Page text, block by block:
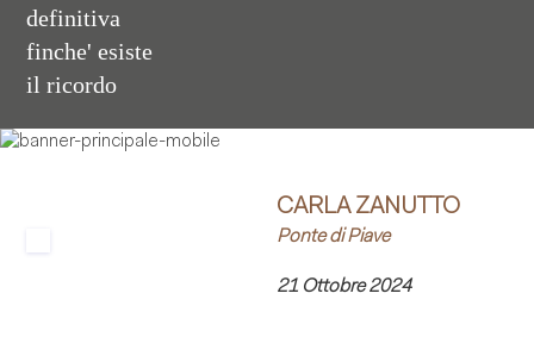
definitiva
finche' esiste
il ricordo
CARLA ZANUTTO
Ponte di Piave
21 Ottobre 2024